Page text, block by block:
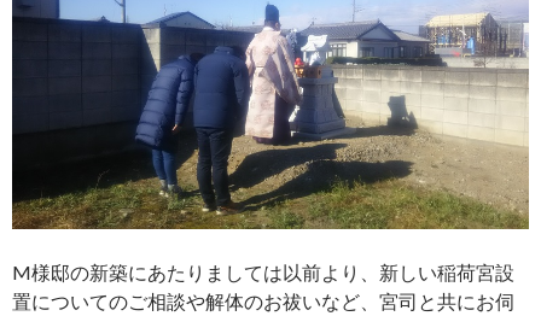
M様邸の新築にあたりましては以前より、新しい稲荷宮設
置についてのご相談や解体のお祓いなど、宮司と共にお伺